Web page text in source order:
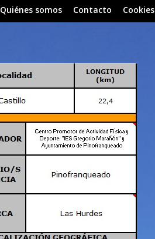
Quiénes somos Contacto Cookies